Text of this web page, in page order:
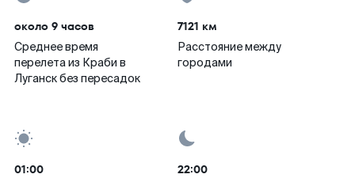
около 9 часов
Среднее время
перелета из Краби в
Луганск без пересадок
7121 км
Расстояние между
городами
01:00 22:00